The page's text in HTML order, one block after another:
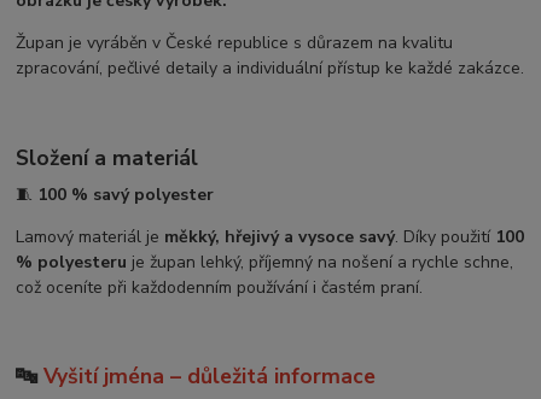
Župan je vyráběn v České republice s důrazem na kvalitu
zpracování, pečlivé detaily a individuální přístup ke každé zakázce.
Složení a materiál
🧵 100 % savý polyester
Lamový materiál je měkký, hřejivý a vysoce savý. Díky použití 100
% polyesteru je župan lehký, příjemný na nošení a rychle schne,
což oceníte při každodenním používání i častém praní.
🔤Vyšití jména – důležitá informace